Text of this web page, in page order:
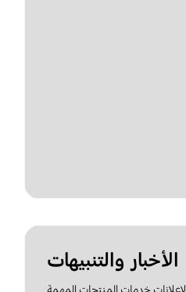
الأخبار والتنبيهات